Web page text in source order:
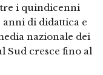
i quindicenni
anni di didattica e
nazionale dei
Sud cresce fino al